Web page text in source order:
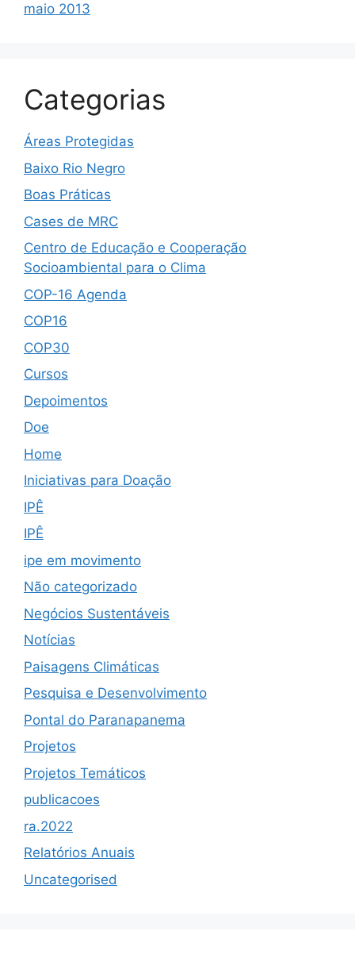
maio 2013
Categorias
Áreas Protegidas
Baixo Rio Negro
Boas Práticas
Cases de MRC
Centro de Educação e Cooperação
Socioambiental para o Clima
COP-16 Agenda
COP16
COP30
Cursos
Depoimentos
Doe
Home
Iniciativas para Doação
IPÊ
IPÊ
ipe em movimento
Não categorizado
Negócios Sustentáveis
Notícias
Paisagens Climáticas
Pesquisa e Desenvolvimento
Pontal do Paranapanema
Projetos
Projetos Temáticos
publicacoes
ra.2022
Relatórios Anuais
Uncategorised